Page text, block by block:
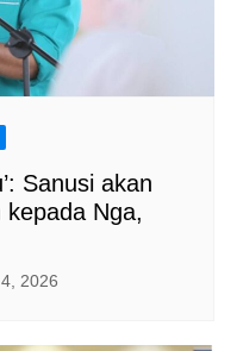
Sanusi akan
Nga,
2026